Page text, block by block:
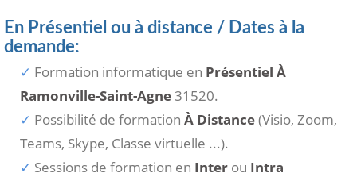
En Présentiel ou à distance / Dates à la
demande:
Formation informatique en Présentiel À
Ramonville-Saint-Agne31520.
Possibilité de formation À Distance(Visio, Zoom,
Teams, Skype, Classe virtuelle ...).
Sessions de formation en Inter ou Intra